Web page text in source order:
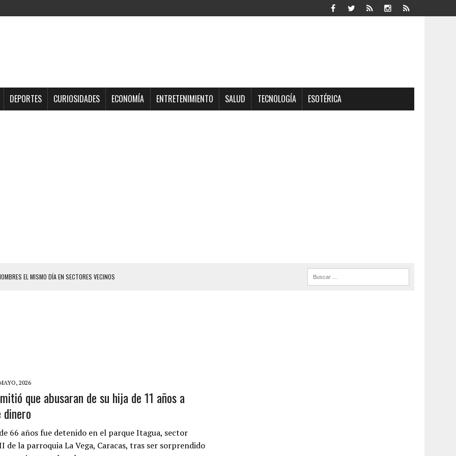
DEPORTES CURIOSIDADES ECONOMÍA ENTRETENIMIENTO SALUD TECNOLOGÍA ESOTÉRICA
EL MISMO DÍA EN SECTORES VECINOS
Y ABUSADA POR LA PAREJA DE SU ABUELA
VENEZOLANA EN REUNIÓN CON AMIGOS
DESENCADENÓ TRAGEDIA FAMILIAR
EN EL VALLE: HAY CUATRO PRESUNTOS DELINCUENTES ABATIDOS
GRAN MAGNITUD EN ZONA INDUSTRIAL DE EL LLANITO
DE CHACAO
A SU PRIMA Y A OTRO FAMILIAR EN BOLÍVAR
2026
que abusaran de su hija de 11 años a
66 años fue detenido en el parque Itagua, sector
de la parroquia La Vega, Caracas, tras ser sorprendido